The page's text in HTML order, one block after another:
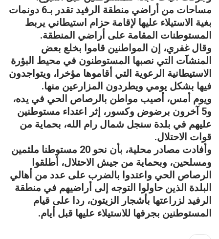
مساحات من أراضي منطقة الرفيد تقدر بـ6 دونمات
بغية الاستيلاء عليها لإقامة حزام استيطاني يربط
المستوطنات المقامة على أراضي المنطقة.
وقال غفري، إن المواطنين قاموا بخلع بعض
المنشآت التي نصبها المستوطنون في محيط البؤرة
الاستيطانية الرعوية التي أقاموها مؤخرا، ويتواجدون
فيها بشكل يومي ويطردون المزارعين منها.
ويوم أمس، أصيب مواطن بالرصاص الحي في يده،
و5 آخرون برضوض وكسور، إثر اعتداء مستوطنين
عليهم في بلدة سنجل شمال رام الله، بحماية من
قوات الاحتلال.
وأفادت مصادر محلية، بأن نحو 20 مستوطنا ملثمين
ومسلحين، وبحماية من جيش الاحتلال، أطلقوا
الرصاص الحي واعتدوا بالضرب على عدد من أهالي
البلدة الذين حاولوا التوجه إلى أراضيهم في منطقة
الرفيد لزراعتها بأشجار الزيتون، ردا على قيام
المستوطنين بجرفها للاستيلاء عليها قبل أيام.